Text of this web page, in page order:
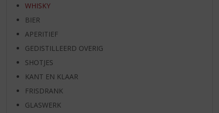
WHISKY
BIER
APERITIEF
GEDISTILLEERD OVERIG
SHOTJES
KANT EN KLAAR
FRISDRANK
GLASWERK